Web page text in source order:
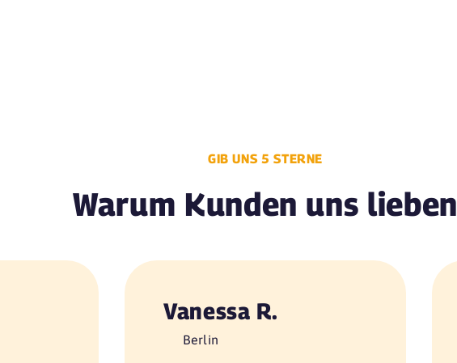
GIB UNS 5 STERNE
Warum Kunden uns lieben
Vanessa R.
Berlin